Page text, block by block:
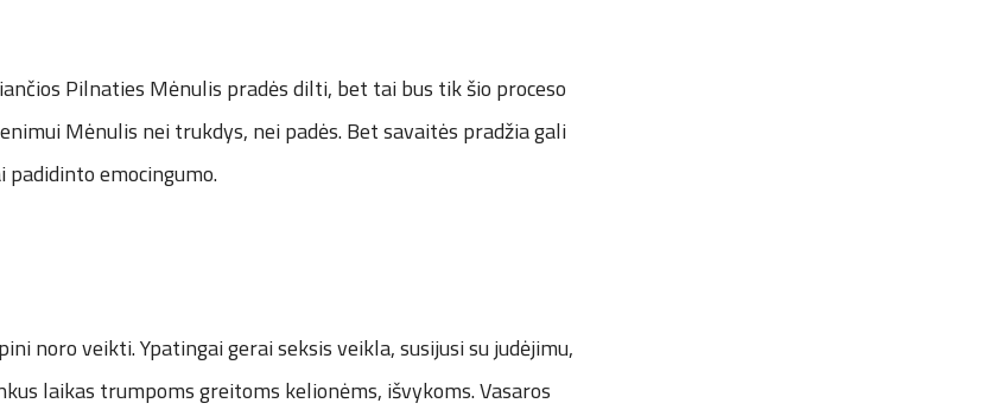
Pilnaties Mėnulis pradės dilti, bet tai bus tik šio proceso
Mėnulis nei trukdys, nei padės. Bet savaitės pradžia gali
emocingumo.
noro veikti. Ypatingai gerai seksis veikla, susijusi su judėjimu,
laikas trumpoms greitoms kelionėms, išvykoms. Vasaros